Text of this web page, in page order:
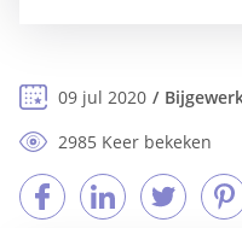
09 jul 2020
2985 Keer bekeken